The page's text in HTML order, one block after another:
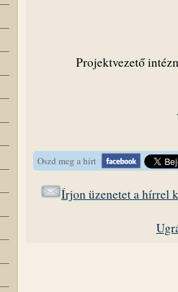
Projektvezető
Oszd meg a hírt
Írjon üzenetet a hírrel